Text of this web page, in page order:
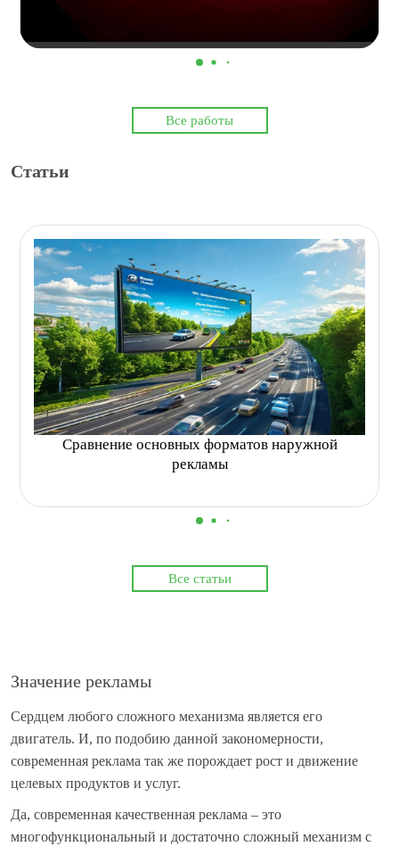
Все работы
Статьи
Сравнение основных форматов наружной
рекламы
Все статьи
Значение рекламы
Сердцем любого сложного механизма является его
двигатель. И, по подобию данной закономерности,
современная реклама так же порождает рост и движение
целевых продуктов и услуг.
Да, современная качественная реклама – это
многофункциональный и достаточно сложный механизм с